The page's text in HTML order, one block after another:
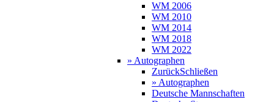
WM 2006
WM 2010
WM 2014
WM 2018
WM 2022
» Autographen
ZurückSchließen
» Autographen
Deutsche Mannschaften